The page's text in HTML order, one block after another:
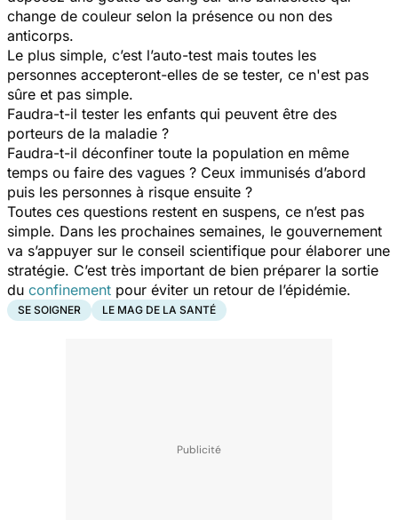
change de couleur selon la présence ou non des
anticorps.
Le plus simple, c’est l’auto-test mais toutes les
personnes accepteront-elles de se tester, ce n'est pas
sûre et pas simple.
Faudra-t-il tester les enfants qui peuvent être des
porteurs de la maladie ?
Faudra-t-il déconfiner toute la population en même
temps ou faire des vagues ? Ceux immunisés d’abord
puis les personnes à risque ensuite ?
Toutes ces questions restent en suspens, ce n’est pas
simple. Dans les prochaines semaines, le gouvernement
va s’appuyer sur le conseil scientifique pour élaborer une
stratégie. C’est très important de bien préparer la sortie
du confinement pour éviter un retour de l’épidémie.
SE SOIGNER LE MAG DE LA SANTÉ